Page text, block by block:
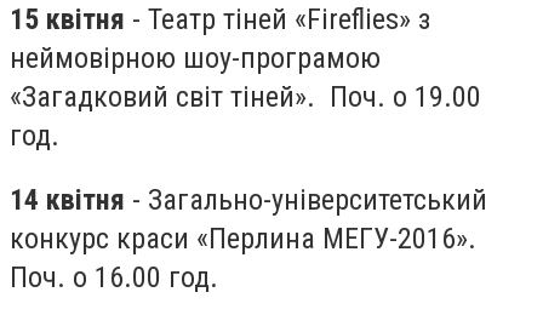
15 квітня - Театр тіней «Fireflies» з
неймовірною шоу-програмою
«Загадковий світ тіней». Поч. о 19.00
год.
14 квітня - Загально-університетський
конкурс краси «Перлина МЕГУ-2016».
Поч. о 16.00 год.